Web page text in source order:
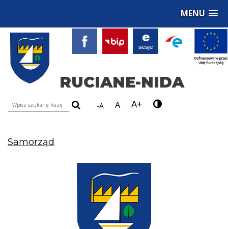
MENU
RUCIANE-NIDA
Wyszukiwarka treści na stronie
-A A A+
Samorząd